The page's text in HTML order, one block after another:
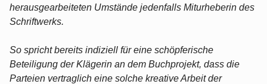
herausgearbeiteten Umstände jedenfalls Miturheberin des
Schriftwerks.
So spricht bereits indiziell für eine schöpferische
Beteiligung der Klägerin an dem Buchprojekt, dass die
Parteien vertraglich eine solche kreative Arbeit der